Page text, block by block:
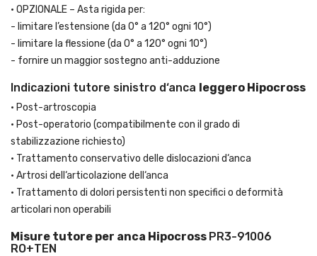
• OPZIONALE – Asta rigida per:
- limitare l’estensione (da 0° a 120° ogni 10°)
- limitare la flessione (da 0° a 120° ogni 10°)
- fornire un maggior sostegno anti-adduzione
Indicazioni tutore sinistro d‘anca leggero Hipocross
• Post-artroscopia
• Post-operatorio (compatibilmente con il grado di
stabilizzazione richiesto)
• Trattamento conservativo delle dislocazioni d‘anca
• Artrosi dell‘articolazione dell‘anca
• Trattamento di dolori persistenti non specifici o deformità
articolari non operabili
Misure tutore per anca Hipocross PR3-91006
RO+TEN